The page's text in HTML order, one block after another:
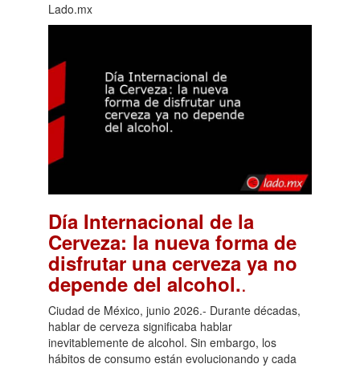
Lado.mx
Día Internacional de la
Cerveza: la nueva forma de
disfrutar una cerveza ya no
depende del alcohol..
Ciudad de México, junio 2026.- Durante décadas,
hablar de cerveza significaba hablar
inevitablemente de alcohol. Sin embargo, los
hábitos de consumo están evolucionando y cada